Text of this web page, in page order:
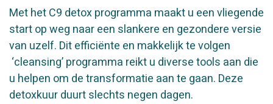
Met het C9 detox programma maakt u een vliegende
start op weg naar een slankere en gezondere versie
van uzelf. Dit efficiënte en makkelijk te volgen
‘cleansing’ programma reikt u diverse tools aan die
u helpen om de transformatie aan te gaan. Deze
detoxkuur duurt slechts negen dagen.